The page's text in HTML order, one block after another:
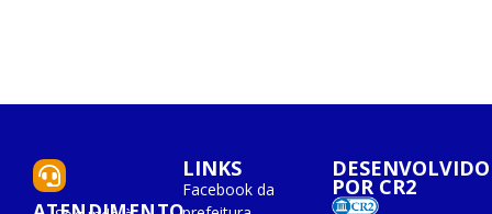
LINKS
Facebook da
DESENVOLVIDO
POR CR2